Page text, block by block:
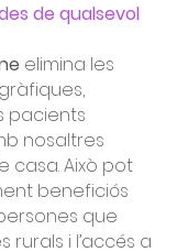
de qualsevol
elimina les
pacients
nosaltres
casa. Això pot
beneficiós
que
rurals i l’accés a